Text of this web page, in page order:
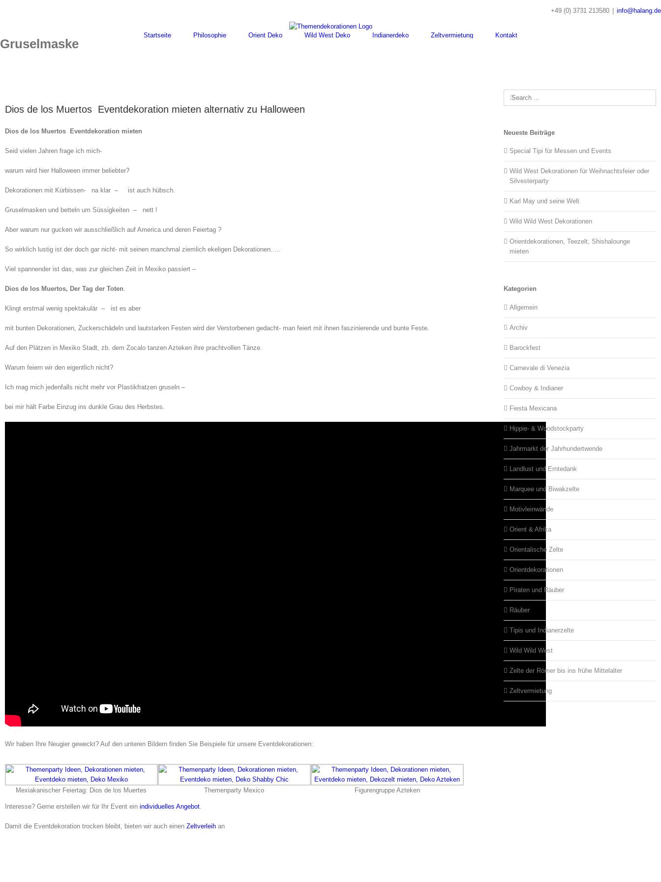
+49 (0) 3731 213580 info@halang.de
Startseite Philosophie Orient Deko Wild West Deko Indianerdeko Zeltvermietung Kontakt
Gruselmaske
Dios de los Muertos Eventdekoration mieten alternativ zu Halloween
Dios de los Muertos Eventdekoration mieten
Seid vielen Jahren frage ich mich-
warum wird hier Halloween immer beliebter?
Dekorationen mit Kürbissen- na klar – ist auch hübsch.
Gruselmasken und betteln um Süssigkeiten – nett !
Aber warum nur gucken wir ausschließlich auf America und deren Feiertag ?
So wirklich lustig ist der doch gar nicht- mit seinen manchmal ziemlich ekeligen Dekorationen…..
Viel spannender ist das, was zur gleichen Zeit in Mexiko passiert –
Dios de los Muertos, Der Tag der Toten.
Klingt erstmal wenig spektakulär – ist es aber
mit bunten Dekorationen, Zuckerschädeln und lautstarken Festen wird der Verstorbenen gedacht- man feiert mit ihnen faszinierende und bunte Feste.
Auf den Plätzen in Mexiko Stadt, zb. dem Zocalo tanzen Azteken ihre prachtvollen Tänze.
Warum feiern wir den eigentlich nicht?
Ich mag mich jedenfalls nicht mehr vor Plastikfratzen gruseln –
bei mir hält Farbe Einzug ins dunkle Grau des Herbstes.
Wir haben Ihre Neugier geweckt? Auf den unteren Bildern finden Sie Beispiele für unsere Eventdekorationen:
Mexiakanischer Feiertag: Dios de los Muertes Themenparty Mexico Figurengruppe Azteken
Interesse? Gerne erstellen wir für Ihr Event ein individuelles Angebot.
Damit die Eventdekoration trocken bleibt, bieten wir auch einen Zeltverleih an
Search
for:
Neueste Beiträge
Special Tipi für Messen und Events
Wild West Dekorationen für Weihnachtsfeier oder
Silvesterparty
Karl May und seine Welt
Wild Wild West Dekorationen
Orientdekorationen, Teezelt, Shishalounge
mieten
Kategorien
Allgemein
Archiv
Barockfest
Carnevale di Venezia
Cowboy & Indianer
Fiesta Mexicana
Hippie- & Woodstockparty
Jahrmarkt der Jahrhundertwende
Landlust und Erntedank
Marquee und Biwakzelte
Motivleinwände
Orient & Afrika
Orientalische Zelte
Orientdekorationen
Piraten und Räuber
Räuber
Tipis und Indianerzelte
Wild Wild West
Zelte der Römer bis ins frühe Mittelalter
Zeltvermietung